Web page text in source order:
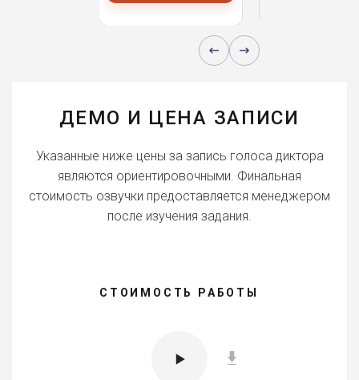
ДЕМО И ЦЕНА ЗАПИСИ
Указанные ниже цены за запись голоса диктора
являются ориентировочными. Финальная
стоимость озвучки предоставляется менеджером
после изучения задания.
СТОИМОСТЬ РАБОТЫ